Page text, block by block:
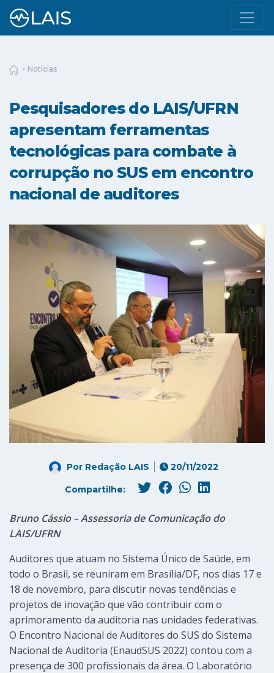
Notícias
Pesquisadores do LAIS/UFRN
apresentam ferramentas
tecnológicas para combate à
corrupção no SUS em encontro
nacional de auditores
Por Redação LAIS 20/11/2022
Compartilhe:
Bruno Cássio – Assessoria de Comunicação do
LAIS/UFRN
Auditores que atuam no Sistema Único de Saúde, em
todo o Brasil, se reuniram em Brasília/DF, nos dias 17 e
18 de novembro, para discutir novas tendências e
projetos de inovação que vão contribuir com o
aprimoramento da auditoria nas unidades federativas.
O Encontro Nacional de Auditores do SUS do Sistema
Nacional de Auditoria (EnaudSUS 2022) contou com a
presença de 300 profissionais da área. O Laboratório